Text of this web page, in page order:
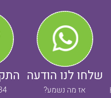
שלחו לנו הודעה
אז מה נשמע?